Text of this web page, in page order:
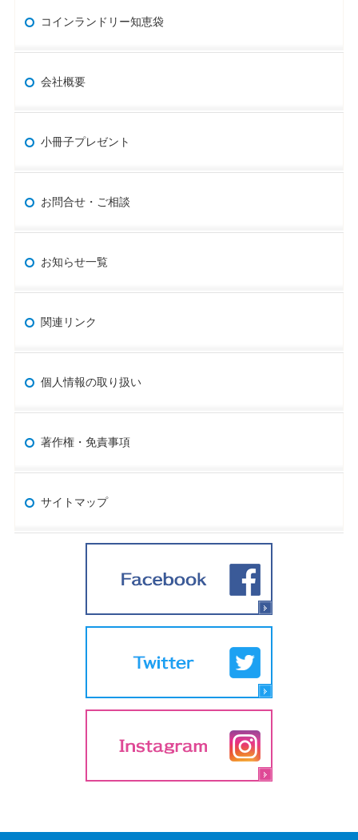
コインランドリー知恵袋
会社概要
小冊子プレゼント
お問合せ・ご相談
お知らせ一覧
関連リンク
個人情報の取り扱い
著作権・免責事項
サイトマップ